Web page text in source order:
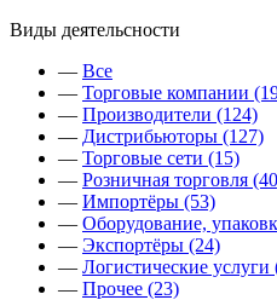
Виды деятельсности
— Все
— Торговые компании
— Производители (124)
— Дистрибьюторы (127)
— Торговые сети (15)
— Розничная торговля
— Импортёры (53)
— Оборудование,
— Экспортёры (24)
— Логистические услуги
— Прочее (23)